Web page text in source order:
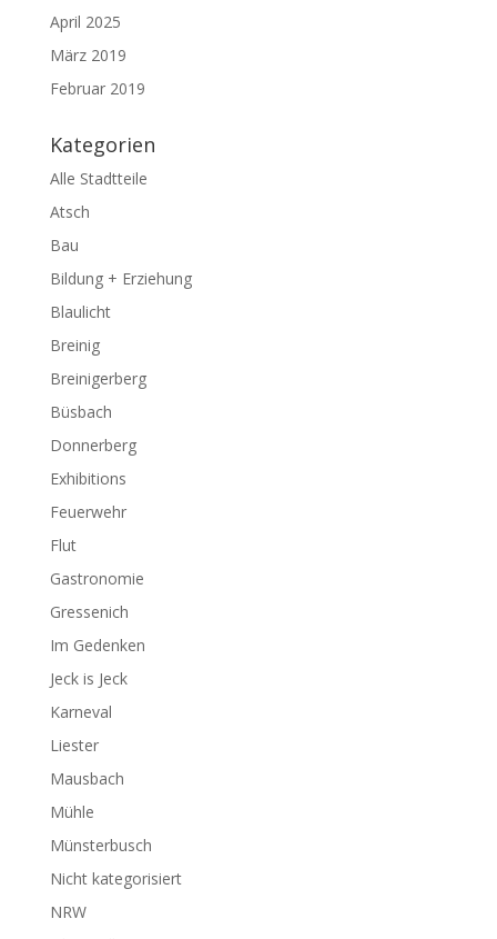
April 2025
März 2019
Februar 2019
Kategorien
Alle Stadtteile
Atsch
Bau
Bildung + Erziehung
Blaulicht
Breinig
Breinigerberg
Büsbach
Donnerberg
Exhibitions
Feuerwehr
Flut
Gastronomie
Gressenich
Im Gedenken
Jeck is Jeck
Karneval
Liester
Mausbach
Mühle
Münsterbusch
Nicht kategorisiert
NRW